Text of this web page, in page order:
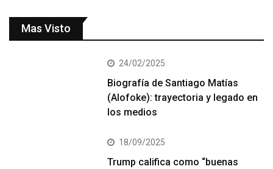
Mas Visto
24/02/2025
Biografía de Santiago Matías
(Alofoke): trayectoria y legado en
los medios
18/09/2025
Trump califica como “buenas